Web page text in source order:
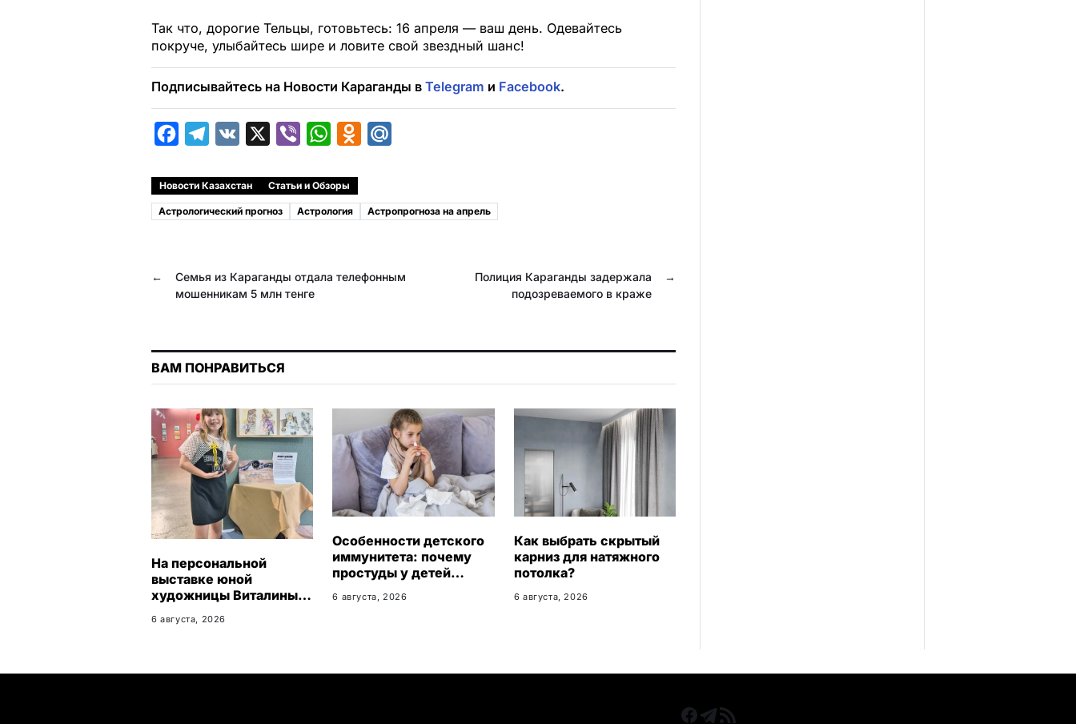
Так что, дорогие Тельцы, готовьтесь: 16 апреля — ваш день. Одевайтесь
покруче, улыбайтесь шире и ловите свой звездный шанс!
Подписывайтесь на Новости Караганды в Telegram и Facebook.
c
e
o
k
l
e
a
m
b
e
W
a
t
p
o
a
n
l
u
Новости Казахстан Статьи и Обзоры
Астрологический прогноз Астрология Астропрогноза на апрель
←
Семья из Караганды отдала телефонным
мошенникам 5 млн тенге
→
Полиция Караганды задержала
подозреваемого в краже
ВАМ ПОНРАВИТЬСЯ
На персональной
выставке юной
художницы Виталины
6 августа, 2026
Особенности детского
иммунитета: почему
простуды у детей
правильно им помогать
6 августа, 2026
Как выбрать скрытый
карниз для натяжного
потолка?
6 августа, 2026